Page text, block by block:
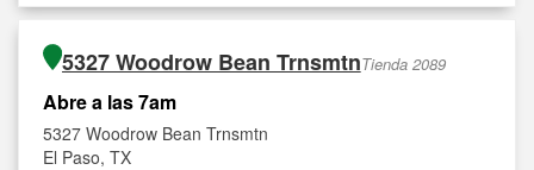
5327 Woodrow Bean TrnsmtnTienda 2089
Abre a las 7am
5327 Woodrow Bean Trnsmtn
El Paso, TX